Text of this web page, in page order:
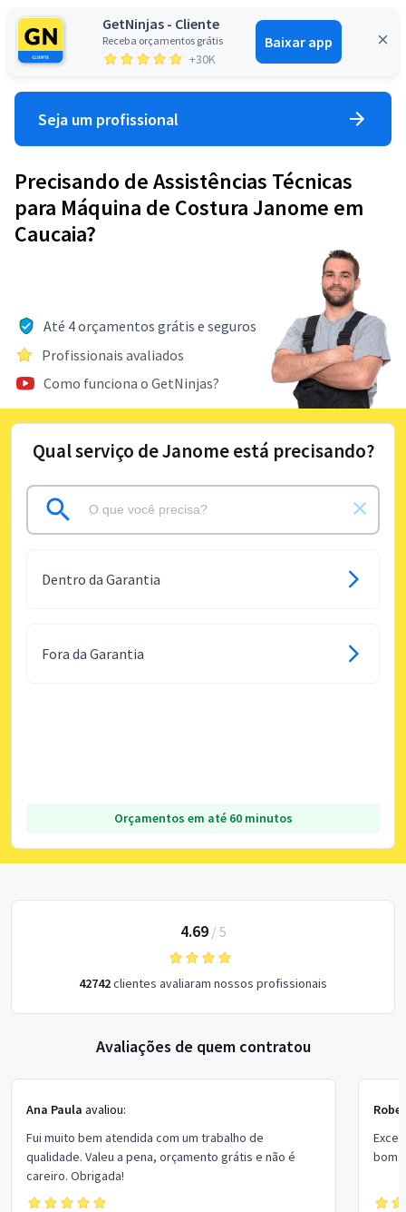
GetNinjas - Cliente
Receba orçamentos grátis
+30K
Baixar app
Entrar
Seja um profissional
Precisando de Assistências Técnicas
para Máquina de Costura Janome em
Caucaia?
Até 4 orçamentos grátis e seguros
Profissionais avaliados
Como funciona o GetNinjas?
Qual serviço de Janome está precisando?
Dentro da Garantia
Fora da Garantia
Orçamentos em até 60 minutos
4.69/ 5
42742clientes avaliaram nossos profissionais
Avaliações de quem contratou
Ana Paula avaliou:
Fui muito bem atendida com um trabalho de
qualidade. Valeu a pena, orçamento grátis e não é
careiro. Obrigada!
bom